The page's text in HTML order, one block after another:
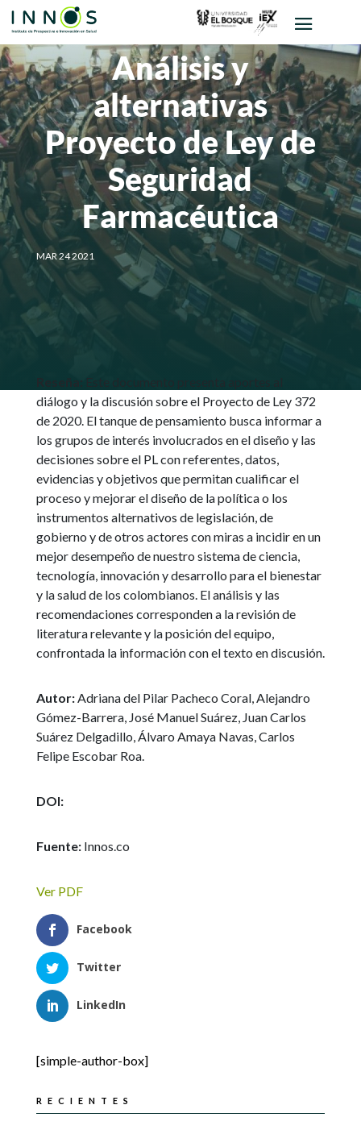
Análisis y
alternativas
Proyecto de Ley de
Seguridad
Farmacéutica
MAR 24 2021
diálogo y la discusión sobre el Proyecto de Ley 372
de 2020. El tanque de pensamiento busca informar a
los grupos de interés involucrados en el diseño y las
decisiones sobre el PL con referentes, datos,
evidencias y objetivos que permitan cualificar el
proceso y mejorar el diseño de la política o los
instrumentos alternativos de legislación, de
gobierno y de otros actores con miras a incidir en un
mejor desempeño de nuestro sistema de ciencia,
tecnología, innovación y desarrollo para el bienestar
y la salud de los colombianos. El análisis y las
recomendaciones corresponden a la revisión de
literatura relevante y la posición del equipo,
confrontada la información con el texto en discusión.
Autor:Adriana del Pilar Pacheco Coral, Alejandro
Gómez-Barrera, José Manuel Suárez, Juan Carlos
Suárez Delgadillo, Álvaro Amaya Navas, Carlos
Felipe Escobar Roa.
DOI:
Fuente: Innos.co
Ver PDF
Facebook
Twitter
LinkedIn
[simple-author-box]
RECIENTES